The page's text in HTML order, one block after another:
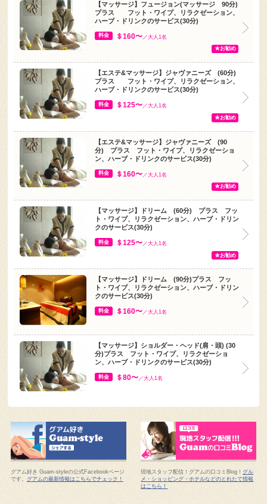
ハーブ・ドリンクのサービス(30分)
料金 ＄160〜／大人1名
【エステ&マッサージ】ジャヴァニーズ (60分)
プラス フット・ワイプ、リラクゼーション、
ハーブ・ドリンクのサービス(30分)
料金 ＄125〜／大人1名
【エステ&マッサージ】ジャヴァニーズ (90
分) プラス フット・ワイプ、リラクゼーショ
ン、ハーブ・ドリンクのサービス(30分)
料金 ＄160〜／大人1名
【マッサージ】ドリーム (60分) プラス フッ
ト・ワイプ、リラクゼーション、ハーブ・ドリン
クのサービス(30分)
料金 ＄125〜／大人1名
【マッサージ】ドリーム (90分)プラス フッ
ト・ワイプ、リラクゼーション、ハーブ・ドリン
クのサービス(30分)
料金 ＄160〜／大人1名
分)プラス フット・ワイプ、リラクゼーショ
ン、ハーブ・ドリンクのサービス(30分)
料金 ＄80〜／大人1名
グアム好き Guam-styleの公式Facebookページ
です。グアムの最新情報はこちらでチェック！
現地スタッフ配信！グアムの口コミBlog！
グル
メ・ショッピング・ホテルなどのとれたて情報
はこちら！